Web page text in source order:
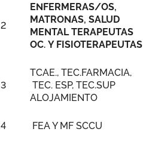
2
ENFERMERAS/OS,
MATRONAS, SALUD
MENTAL TERAPEUTAS
OC. Y FISIOTERAPEUTAS
3
TCAE., TEC.FARMACIA,
TEC. ESP, TEC.SUP
ALOJAMIENTO
4 FEA Y MF SCCU